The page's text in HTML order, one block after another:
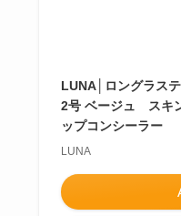
LUNA│ロングラス
2号 ベージュ スキ
ップコンシーラー
LUNA